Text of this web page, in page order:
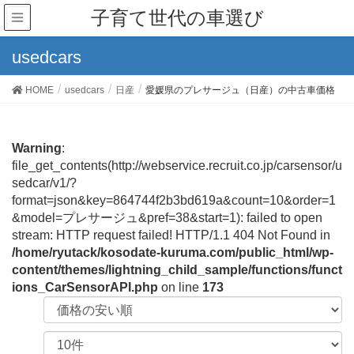
子育て世代の車選び
usedcars
HOME usedcars 日産 愛媛県のプレサージュ（日産）の中古車価格
Warning:
file_get_contents(http://webservice.recruit.co.jp/carsensor/u
sedcar/v1/?
format=json&key=864744f2b3bd619a&count=10&order=1
&model=プレサージュ&pref=38&start=1): failed to open
stream: HTTP request failed! HTTP/1.1 404 Not Found in
/home/ryutack/kosodate-kuruma.com/public_html/wp-
content/themes/lightning_child_sample/functions/funct
ions_CarSensorAPI.php on line 173